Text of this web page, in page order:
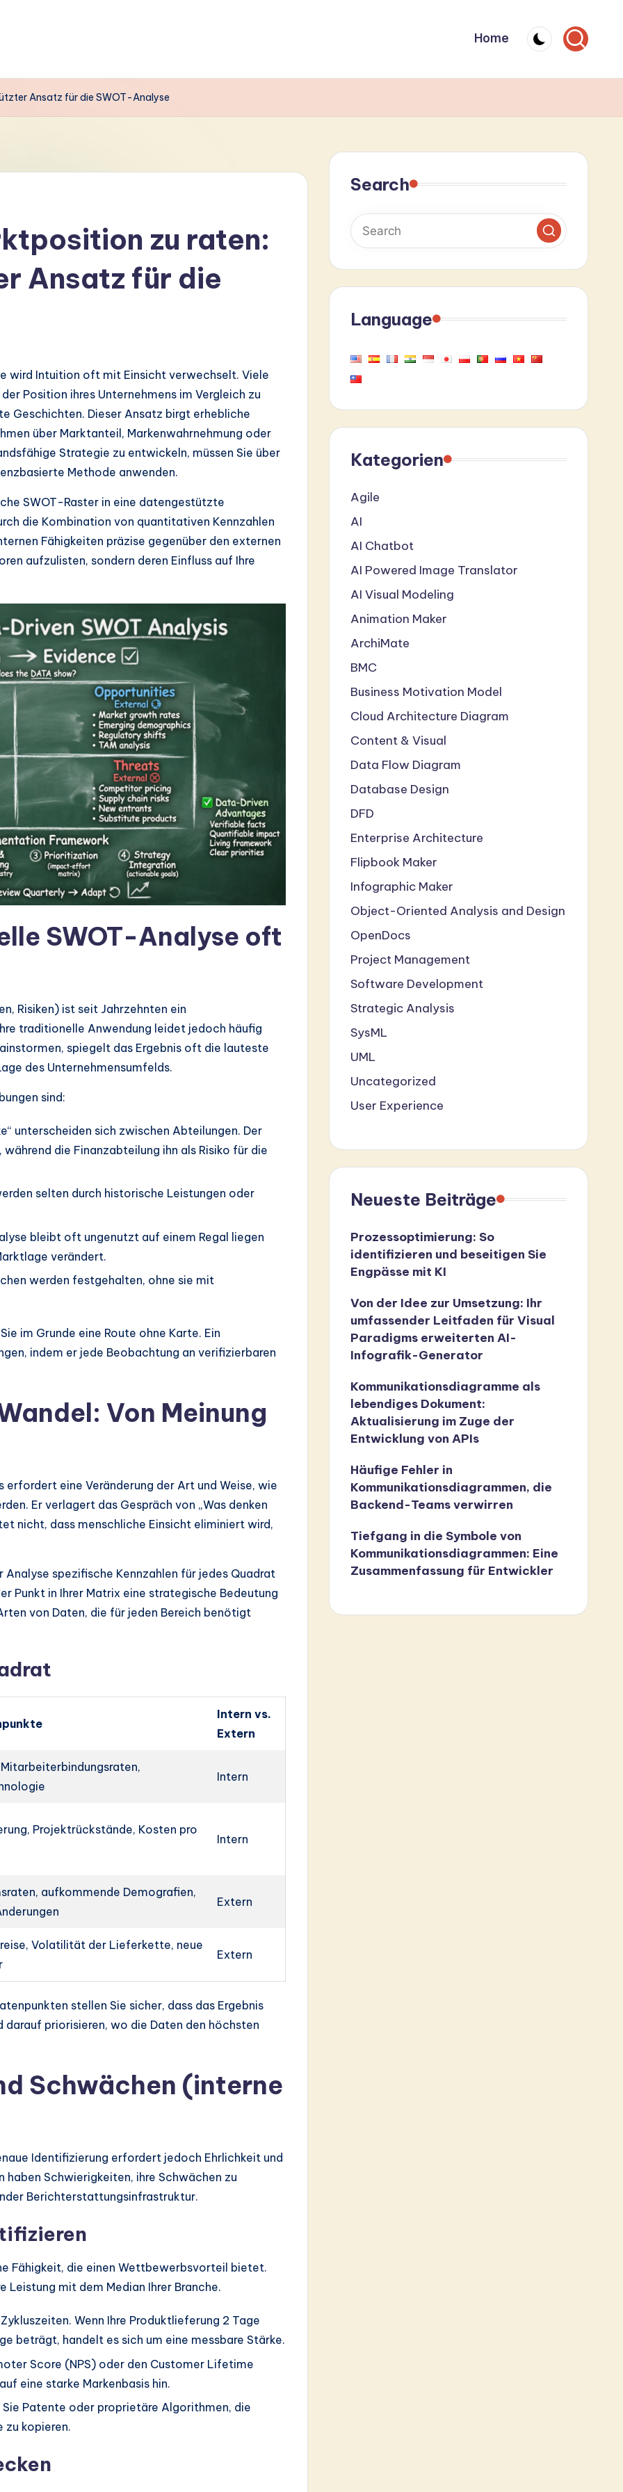
Home
Ansatz für die SWOT-Analyse
zu raten:
Ansatz für die
wird Intuition oft mit Einsicht verwechselt. Viele
Position ihres Unternehmens im Vergleich zu
Geschichten. Dieser Ansatz birgt erhebliche
über Marktanteil, Markenwahrnehmung oder
Strategie zu entwickeln, müssen Sie über
Methode anwenden.
SWOT-Raster in eine datengestützte
die Kombination von quantitativen Kennzahlen
Fähigkeiten präzise gegenüber den externen
aufzulisten, sondern deren Einfluss auf Ihre
SWOT-Analyse oft
Risiken) ist seit Jahrzehnten ein
traditionelle Anwendung leidet jedoch häufig
spiegelt das Ergebnis oft die lauteste
des Unternehmensumfelds.
sind:
unterscheiden sich zwischen Abteilungen. Der
die Finanzabteilung ihn als Risiko für die
selten durch historische Leistungen oder
bleibt oft ungenutzt auf einem Regal liegen
verändert.
werden festgehalten, ohne sie mit
im Grunde eine Route ohne Karte. Ein
indem er jede Beobachtung an verifizierbaren
Von Meinung
eine Veränderung der Art und Weise, wie
Er verlagert das Gespräch von „Was denken
nicht, dass menschliche Einsicht eliminiert wird,
Analyse spezifische Kennzahlen für jedes Quadrat
Punkt in Ihrer Matrix eine strategische Bedeutung
von Daten, die für jeden Bereich benötigt
Intern vs.
Extern
Intern
Projektrückstände, Kosten pro
Intern
aufkommende Demografien,
Extern
Volatilität der Lieferkette, neue
Extern
stellen Sie sicher, dass das Ergebnis
darauf priorisieren, wo die Daten den höchsten
Schwächen (interne
Identifizierung erfordert jedoch Ehrlichkeit und
haben Schwierigkeiten, ihre Schwächen zu
Berichterstattungsinfrastruktur.
Fähigkeit, die einen Wettbewerbsvorteil bietet.
Leistung mit dem Median Ihrer Branche.
Wenn Ihre Produktlieferung 2 Tage
beträgt, handelt es sich um eine messbare Stärke.
Score (NPS) oder den Customer Lifetime
eine starke Markenbasis hin.
Sie Patente oder proprietäre Algorithmen, die
zu kopieren.
Search
Language
Kategorien
Agile
AI
AI Chatbot
AI Powered Image Translator
AI Visual Modeling
Animation Maker
ArchiMate
BMC
Business Motivation Model
Cloud Architecture Diagram
Content & Visual
Data Flow Diagram
Database Design
DFD
Enterprise Architecture
Flipbook Maker
Infographic Maker
Object-Oriented Analysis and Design
OpenDocs
Project Management
Software Development
Strategic Analysis
SysML
UML
Uncategorized
User Experience
Neueste Beiträge
Prozessoptimierung: So
identifizieren und beseitigen Sie
Engpässe mit KI
Von der Idee zur Umsetzung: Ihr
umfassender Leitfaden für Visual
Paradigms erweiterten AI-
Infografik-Generator
Kommunikationsdiagramme als
lebendiges Dokument:
Aktualisierung im Zuge der
Entwicklung von APIs
Häufige Fehler in
Kommunikationsdiagrammen, die
Backend-Teams verwirren
Tiefgang in die Symbole von
Kommunikationsdiagrammen: Eine
Zusammenfassung für Entwickler